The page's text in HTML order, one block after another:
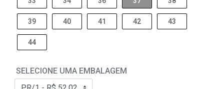
39 40 41 42 43
44
SELECIONE UMA EMBALAGEM